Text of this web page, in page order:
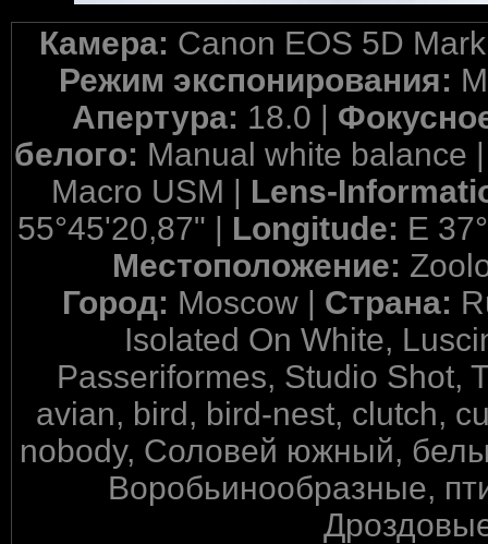
Камера: Canon EOS 5D
Режим экспонирования:
Апертура: 18.0 |
белого: Manual white balance
Macro USM | Lens-
55°45'20,87" | Longitude: E
Местоположение:
Город: Moscow | Страна:
Isolated On White,
Passeriformes, Studio Shot,
avian, bird, bird-nest, clutch,
nobody, Соловей южный,
Воробьинообразные,